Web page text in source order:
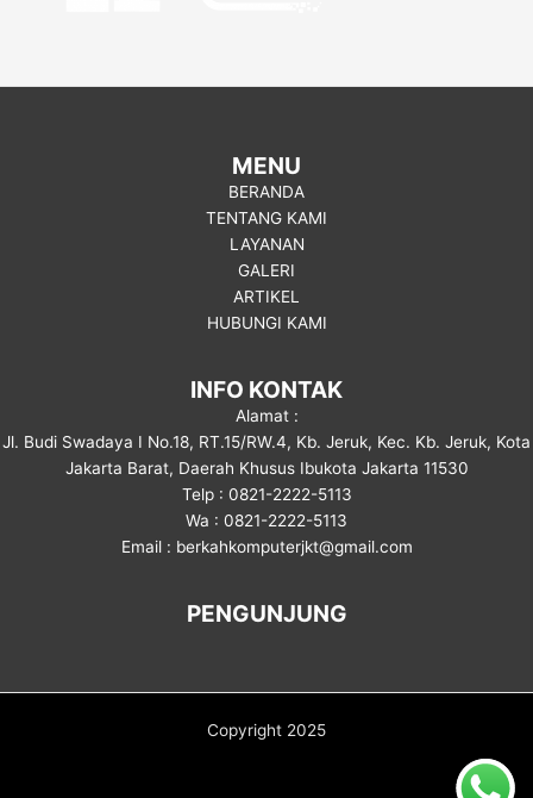
MENU
BERANDA
TENTANG KAMI
LAYANAN
GALERI
ARTIKEL
HUBUNGI KAMI
INFO KONTAK
Alamat :
Jl. Budi Swadaya I No.18, RT.15/RW.4, Kb. Jeruk, Kec. Kb. Jeruk, Kota
Jakarta Barat, Daerah Khusus Ibukota Jakarta 11530
Telp : 0821-2222-5113
Wa : 0821-2222-5113
Email : berkahkomputerjkt@gmail.com
PENGUNJUNG
Copyright 2025